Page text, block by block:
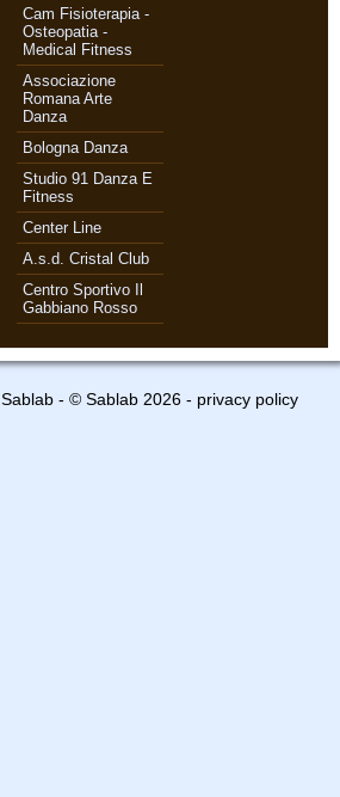
Cam Fisioterapia -
Osteopatia -
Medical Fitness
Associazione
Romana Arte
Danza
Bologna Danza
Studio 91 Danza E
Fitness
Center Line
A.s.d. Cristal Club
Centro Sportivo Il
Gabbiano Rosso
Sablab - © Sablab 2026 - privacy policy